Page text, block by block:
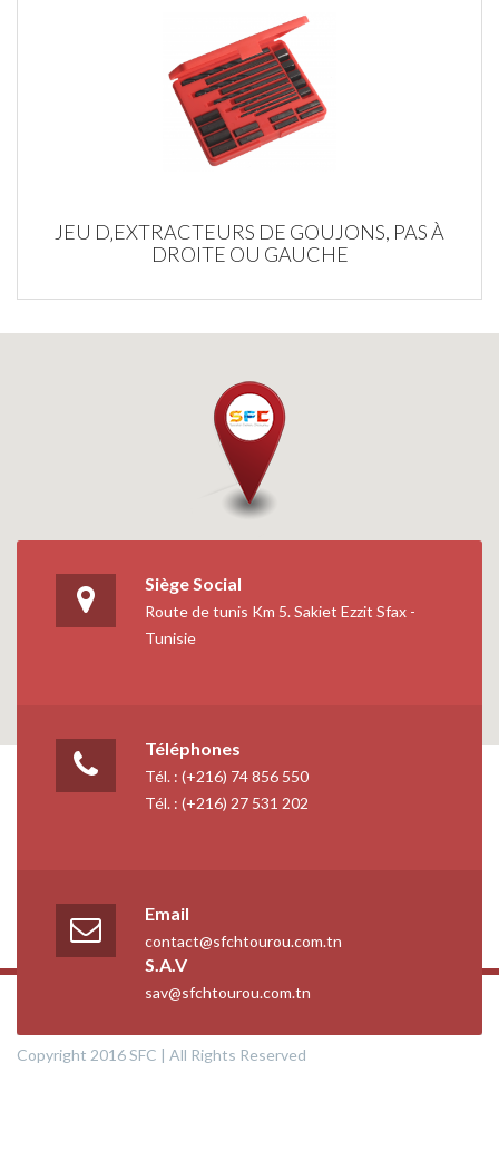
JEU D‚EXTRACTEURS DE GOUJONS, PAS À
DROITE OU GAUCHE
Siège Social
Route de tunis Km 5. Sakiet Ezzit Sfax -
Tunisie
Téléphones
Tél. : (+216) 74 856 550
Tél. : (+216) 27 531 202
Email
contact@sfchtourou.com.tn
S.A.V
sav@sfchtourou.com.tn
Copyright 2016 SFC | All Rights Reserved